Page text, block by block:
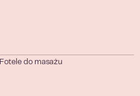
Fotele do masażu